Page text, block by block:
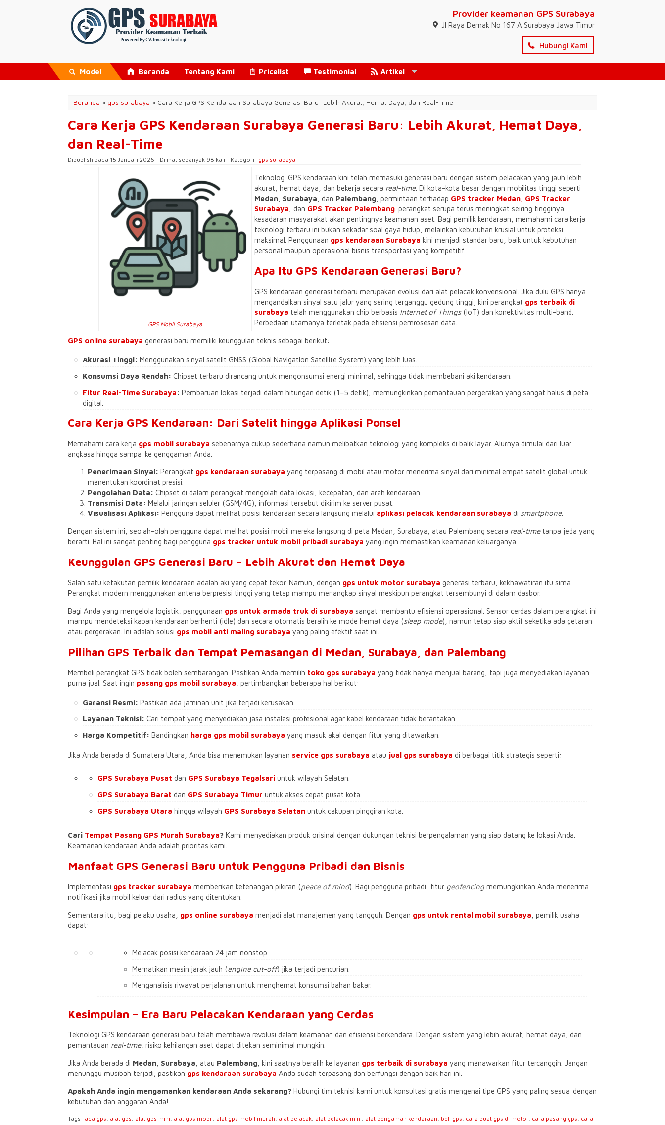
Provider keamanan GPS Surabaya
Jl Raya Demak No 167 A Surabaya Jawa Timur
Hubungi Kami
Model Beranda Tentang Kami Pricelist Testimonial Artikel
Beranda » gps surabaya » Cara Kerja GPS Kendaraan Surabaya Generasi Baru: Lebih Akurat, Hemat Daya, dan Real-Time
Cara Kerja GPS Kendaraan Surabaya Generasi Baru: Lebih Akurat, Hemat Daya,
dan Real-Time
Dipublish pada 15 Januari 2026 | Dilihat sebanyak 98 kali | Kategori: gps surabaya
GPS Mobil Surabaya
​Teknologi GPS kendaraan kini telah memasuki generasi baru dengan sistem pelacakan yang jauh lebih
akurat, hemat daya, dan bekerja secara real-time. Di kota-kota besar dengan mobilitas tinggi seperti
Medan Surabaya , dan Palembang , permintaan terhadap GPS tracker Medan, GPS Tracker
Surabaya , dan GPS Tracker Palembang . perangkat serupa terus meningkat seiring tingginya
kesadaran masyarakat akan pentingnya keamanan aset. Bagi pemilik kendaraan, memahami cara kerja
teknologi terbaru ini bukan sekadar soal gaya hidup, melainkan kebutuhan krusial untuk proteksi
maksimal. Penggunaan gps kendaraan Surabaya kini menjadi standar baru, baik untuk kebutuhan
personal maupun operasional bisnis transportasi yang kompetitif.
​Apa Itu GPS Kendaraan Generasi Baru?
​GPS kendaraan generasi terbaru merupakan evolusi dari alat pelacak konvensional. Jika dulu GPS hanya
mengandalkan sinyal satu jalur yang sering terganggu gedung tinggi, kini perangkat gps terbaik di
surabaya telah menggunakan chip berbasis Internet of Things(IoT) dan konektivitas multi-band.
Perbedaan utamanya terletak pada efisiensi pemrosesan data.
GPS online surabaya generasi baru memiliki keunggulan teknis sebagai berikut:
Akurasi Tinggi: Menggunakan sinyal satelit GNSS (Global Navigation Satellite System) yang lebih luas.
Konsumsi Daya Rendah: Chipset terbaru dirancang untuk mengonsumsi energi minimal, sehingga tidak membebani aki kendaraan.
Fitur Real-Time Surabaya: Pembaruan lokasi terjadi dalam hitungan detik (1–5 detik), memungkinkan pemantauan pergerakan yang sangat halus di peta
digital.
​Cara Kerja GPS Kendaraan: Dari Satelit hingga Aplikasi Ponsel
​Memahami cara kerja gps mobil surabaya sebenarnya cukup sederhana namun melibatkan teknologi yang kompleks di balik layar. Alurnya dimulai dari luar
angkasa hingga sampai ke genggaman Anda.
Penerimaan Sinyal: Perangkat gps kendaraan surabaya yang terpasang di mobil atau motor menerima sinyal dari minimal empat satelit global untuk
menentukan koordinat presisi.
Pengolahan Data: Chipset di dalam perangkat mengolah data lokasi, kecepatan, dan arah kendaraan.
Transmisi Data: Melalui jaringan seluler (GSM/4G), informasi tersebut dikirim ke server pusat.
Visualisasi Aplikasi: Pengguna dapat melihat posisi kendaraan secara langsung melalui aplikasi pelacak kendaraan surabaya di smartphone.
​Dengan sistem ini, seolah-olah pengguna dapat melihat posisi mobil mereka langsung di peta Medan, Surabaya, atau Palembang secara real-timetanpa jeda yang
berarti. Hal ini sangat penting bagi pengguna gps tracker untuk mobil pribadi surabaya yang ingin memastikan keamanan keluarganya.
​Keunggulan GPS Generasi Baru – Lebih Akurat dan Hemat Daya
​Salah satu ketakutan pemilik kendaraan adalah aki yang cepat tekor. Namun, dengan gps untuk motor surabaya generasi terbaru, kekhawatiran itu sirna.
Perangkat modern menggunakan antena berpresisi tinggi yang tetap mampu menangkap sinyal meskipun perangkat tersembunyi di dalam dasbor.
​Bagi Anda yang mengelola logistik, penggunaan gps untuk armada truk di surabaya sangat membantu efisiensi operasional. Sensor cerdas dalam perangkat ini
mampu mendeteksi kapan kendaraan berhenti (idle) dan secara otomatis beralih ke mode hemat daya (sleep mode), namun tetap siap aktif seketika ada getaran
atau pergerakan. Ini adalah solusi gps mobil anti maling surabaya yang paling efektif saat ini.
​Pilihan GPS Terbaik dan Tempat Pemasangan di Medan, Surabaya, dan Palembang
​Membeli perangkat GPS tidak boleh sembarangan. Pastikan Anda memilih toko gps surabaya yang tidak hanya menjual barang, tapi juga menyediakan layanan
purna jual. Saat ingin pasang gps mobil surabaya , pertimbangkan beberapa hal berikut:
Garansi Resmi: Pastikan ada jaminan unit jika terjadi kerusakan.
Layanan Teknisi: Cari tempat yang menyediakan jasa instalasi profesional agar kabel kendaraan tidak berantakan.
Harga Kompetitif: Bandingkan harga gps mobil surabaya yang masuk akal dengan fitur yang ditawarkan.
​Jika Anda berada di Sumatera Utara, Anda bisa menemukan layanan service gps surabaya atau jual gps surabaya di berbagai titik strategis seperti:
GPS Surabaya Pusat dan GPS Surabaya Tegalsari untuk wilayah Selatan.
GPS Surabaya Barat dan GPS Surabaya Timur untuk akses cepat pusat kota.
GPS Surabaya Utara hingga wilayah GPS Surabaya Selatan untuk cakupan pinggiran kota.
Cari Tempat Pasang GPS Murah Surabaya? Kami menyediakan produk orisinal dengan dukungan teknisi berpengalaman yang siap datang ke lokasi Anda.
Keamanan kendaraan Anda adalah prioritas kami.
​Manfaat GPS Generasi Baru untuk Pengguna Pribadi dan Bisnis
​Implementasi gps tracker surabaya memberikan ketenangan pikiran (peace of mind). Bagi pengguna pribadi, fitur geofencing memungkinkan Anda menerima
notifikasi jika mobil keluar dari radius yang ditentukan.
​Sementara itu, bagi pelaku usaha, gps online surabaya menjadi alat manajemen yang tangguh. Dengan gps untuk rental mobil surabaya , pemilik usaha
dapat:
​Melacak posisi kendaraan 24 jam nonstop.
​Mematikan mesin jarak jauh (engine cut-off) jika terjadi pencurian.
​Menganalisis riwayat perjalanan untuk menghemat konsumsi bahan bakar.
​Kesimpulan – Era Baru Pelacakan Kendaraan yang Cerdas
​Teknologi GPS kendaraan generasi baru telah membawa revolusi dalam keamanan dan efisiensi berkendara. Dengan sistem yang lebih akurat, hemat daya, dan
pemantauan real-time, risiko kehilangan aset dapat ditekan seminimal mungkin.
​Jika Anda berada di Medan Surabaya , atau Palembang , kini saatnya beralih ke layanan gps terbaik di surabaya yang menawarkan fitur tercanggih. Jangan
menunggu musibah terjadi; pastikan gps kendaraan surabaya Anda sudah terpasang dan berfungsi dengan baik hari ini.
Apakah Anda ingin mengamankan kendaraan Anda sekarang? Hubungi tim teknisi kami untuk konsultasi gratis mengenai tipe GPS yang paling sesuai dengan
kebutuhan dan anggaran Anda!
Tags: ada gps, alat gps, alat gps mini, alat gps mobil, alat gps mobil murah, alat pelacak, alat pelacak mini, alat pengaman kendaraan, beli gps, cara buat gps di motor, cara pasang gps, cara